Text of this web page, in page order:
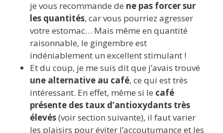
je vous recommande de ne pas forcer sur
les quantités, car vous pourriez agresser
votre estomac… Mais même en quantité
raisonnable, le gingembre est
indéniablement un excellent stimulant !
Et du coup, je me suis dit que j’avais trouvé
une alternative au café, ce qui est très
intéressant. En effet, même si le café
présente des taux d’antioxydants très
élevés(voir section suivante), il faut varier
les plaisirs pour éviter l’accoutumance et les